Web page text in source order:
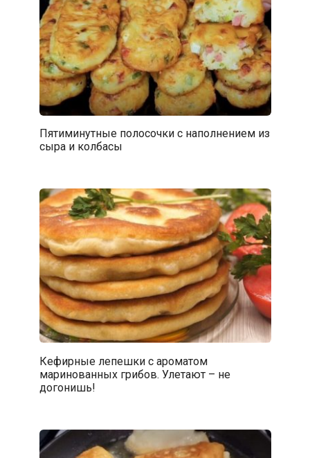
Пятиминутные полосочки с наполнением из
сыра и колбасы
Кефирные лепешки с ароматом
маринованных грибов. Улетают – не
догонишь!